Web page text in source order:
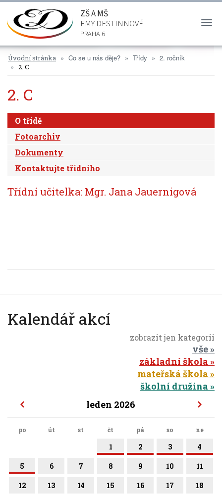
ZŠ A MŠ
EMY DESTINNOVÉ
PRAHA 6
Úvodní stránka Co se u nás děje? Třídy 2. ročník
2. C
2. C
O třídě
Fotoarchiv
Dokumenty
Kontaktujte třídního
Třídní učitelka: Mgr. Jana Jauernigová
Kalendář akcí
zobrazit jen kategorii
vše
základní škola
mateřská škola
školní družina
leden 2026
po út st čt pá so ne
1 2 3 4
5 6 7 8 9 10 11
12 13 14 15 16 17 18